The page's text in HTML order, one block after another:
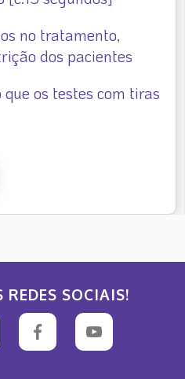
no tratamento,
dos pacientes
os testes com tiras
SOCIAIS!